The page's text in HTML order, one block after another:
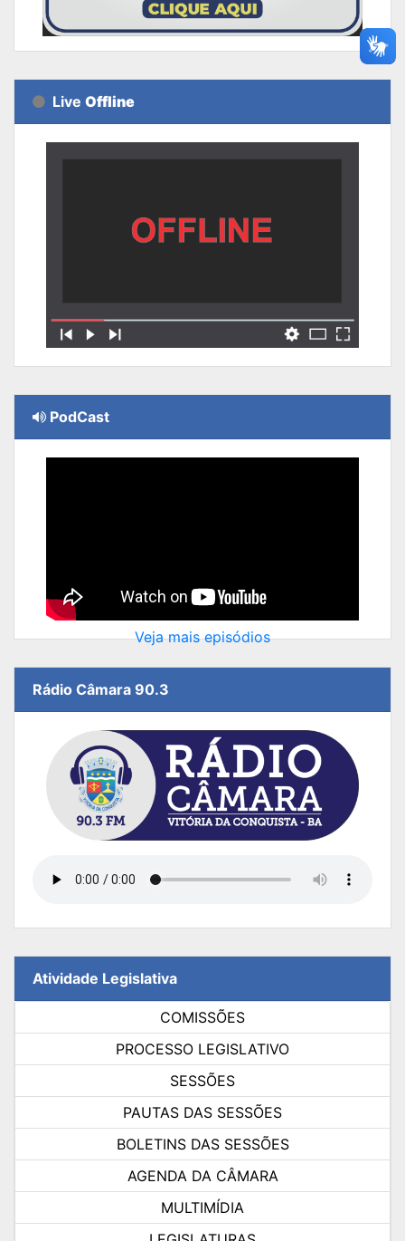
Live Offline
PodCast
Veja mais episódios
Rádio Câmara 90.3
Atividade Legislativa
COMISSÕES
PROCESSO LEGISLATIVO
SESSÕES
PAUTAS DAS SESSÕES
BOLETINS DAS SESSÕES
AGENDA DA CÂMARA
MULTIMÍDIA